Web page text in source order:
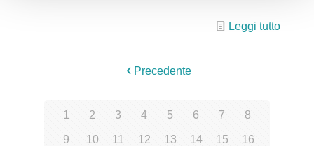
Leggi tutto
Precedente
1 2 3 4 5 6 7 8
9 10 11 12 13 14 15 16